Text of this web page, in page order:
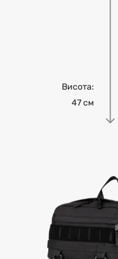
Висота:
47 см